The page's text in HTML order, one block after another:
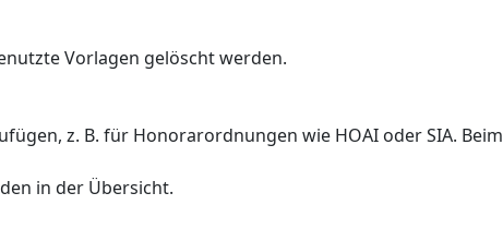
Vorlagen gelöscht werden.
z. B. für Honorarordnungen wie HOAI oder SIA.
in der Übersicht.